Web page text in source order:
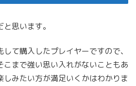
思います。
て購入したプレイヤーですので、
こまで強い思い入れがないこともあ
しみたい方が満足いくかはわかりま